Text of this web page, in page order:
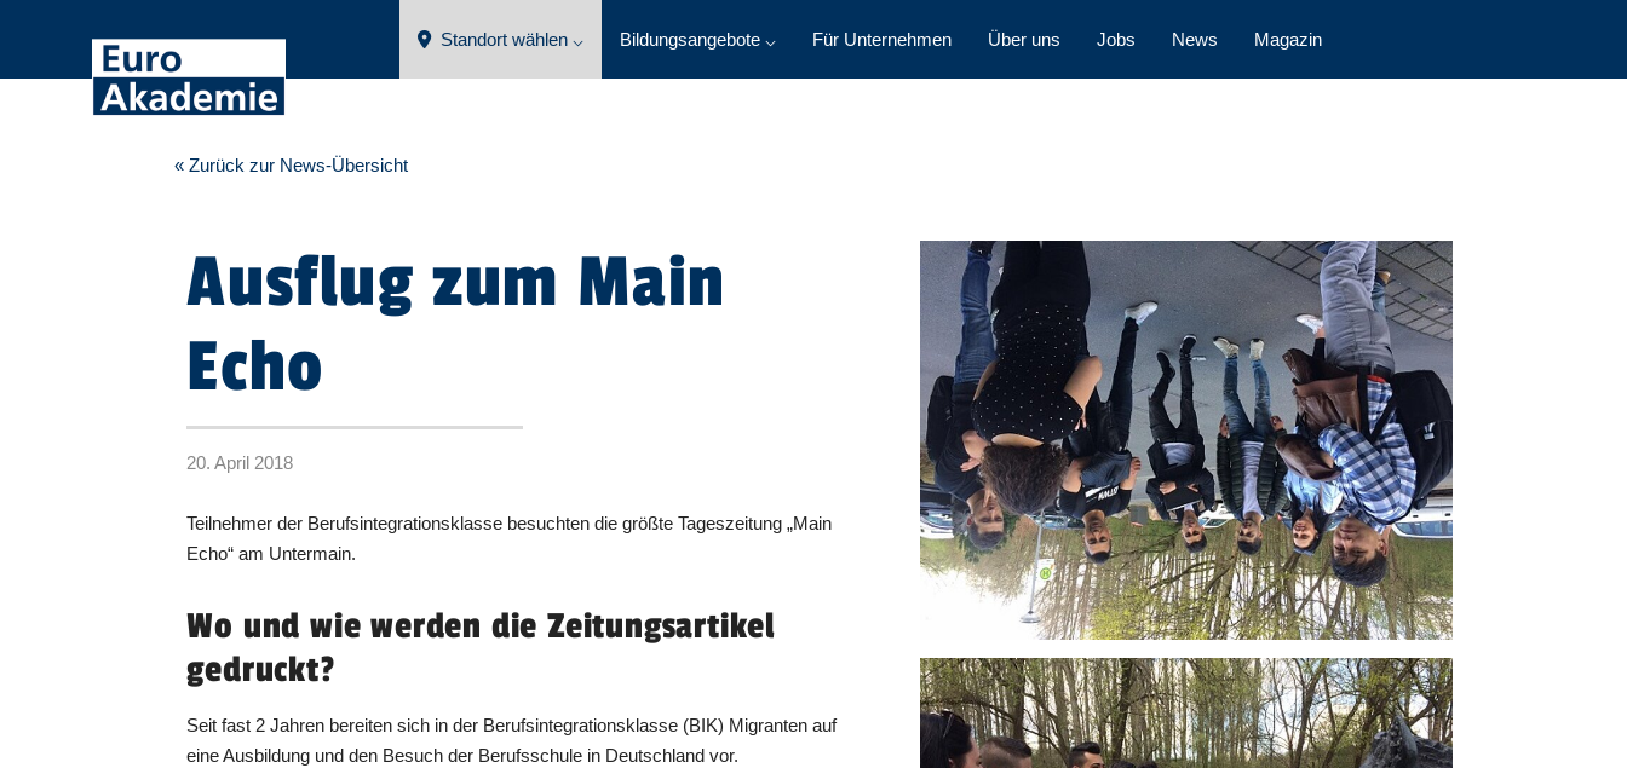
Standort wählen ⌵ Bildungsangebote ⌵ Für Unternehmen Über uns Jobs News Magazin
« Zurück zur News-Übersicht
Ausflug zum Main
Echo
20. April 2018
Teilnehmer der Berufsintegrationsklasse besuchten die größte Tageszeitung „Main
Echo“ am Untermain.
Wo und wie werden die Zeitungsartikel
gedruckt?
Seit fast 2 Jahren bereiten sich in der Berufsintegrationsklasse (BIK) Migranten auf
eine Ausbildung und den Besuch der Berufsschule in Deutschland vor.